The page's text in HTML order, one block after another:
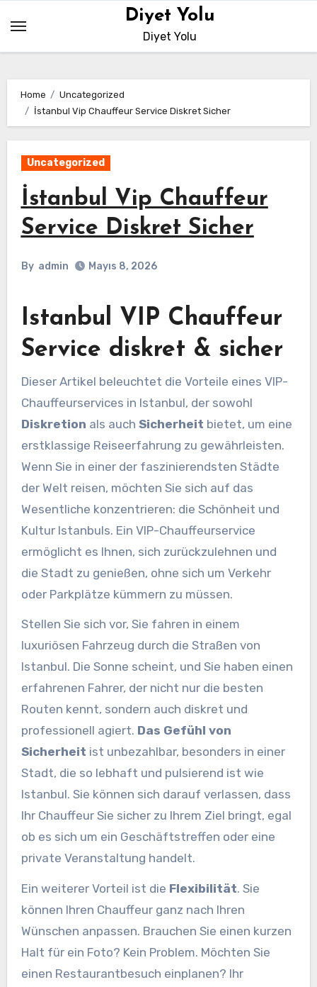
content
Diyet Yolu
Diyet Yolu
Home
Uncategorized
İstanbul Vip Chauffeur Service Diskret Sicher
Uncategorized
İstanbul Vip Chauffeur
Service Diskret Sicher
By admin Mayıs 8, 2026
Istanbul VIP Chauffeur
Service diskret & sicher
Dieser Artikel beleuchtet die Vorteile eines VIP-
Chauffeurservices in Istanbul, der sowohl
Diskretion als auch Sicherheit bietet, um eine
erstklassige Reiseerfahrung zu gewährleisten.
Wenn Sie in einer der faszinierendsten Städte
der Welt reisen, möchten Sie sich auf das
Wesentliche konzentrieren: die Schönheit und
Kultur Istanbuls. Ein VIP-Chauffeurservice
ermöglicht es Ihnen, sich zurückzulehnen und
die Stadt zu genießen, ohne sich um Verkehr
oder Parkplätze kümmern zu müssen.
Stellen Sie sich vor, Sie fahren in einem
luxuriösen Fahrzeug durch die Straßen von
Istanbul. Die Sonne scheint, und Sie haben einen
erfahrenen Fahrer, der nicht nur die besten
Routen kennt, sondern auch diskret und
professionell agiert. Das Gefühl von
Sicherheit ist unbezahlbar, besonders in einer
Stadt, die so lebhaft und pulsierend ist wie
Istanbul. Sie können sich darauf verlassen, dass
Ihr Chauffeur Sie sicher zu Ihrem Ziel bringt, egal
ob es sich um ein Geschäftstreffen oder eine
private Veranstaltung handelt.
Ein weiterer Vorteil ist die Flexibilität. Sie
können Ihren Chauffeur ganz nach Ihren
Wünschen anpassen. Brauchen Sie einen kurzen
Halt für ein Foto? Kein Problem. Möchten Sie
einen Restaurantbesuch einplanen? Ihr